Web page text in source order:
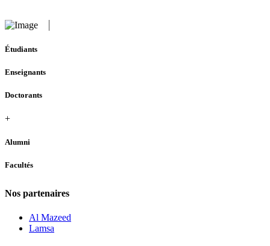
Étudiants
Enseignants
Doctorants
+
Alumni
Facultés
Nos partenaires
Al Mazeed
Lamsa